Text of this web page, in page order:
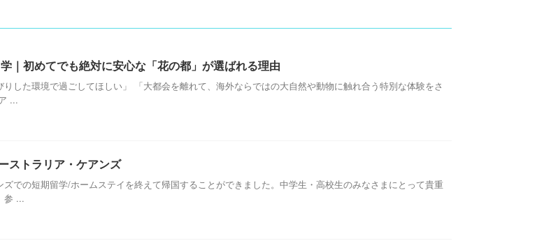
｜初めてでも絶対に安心な「花の都」が選ばれる理由
した環境で過ごしてほしい」 「大都会を離れて、海外ならではの大自然や動物に触れ合う特別な体験をさ
...
ストラリア・ケアンズ
での短期留学/ホームステイを終えて帰国することができました。中学生・高校生のみなさまにとって貴重
参 ...